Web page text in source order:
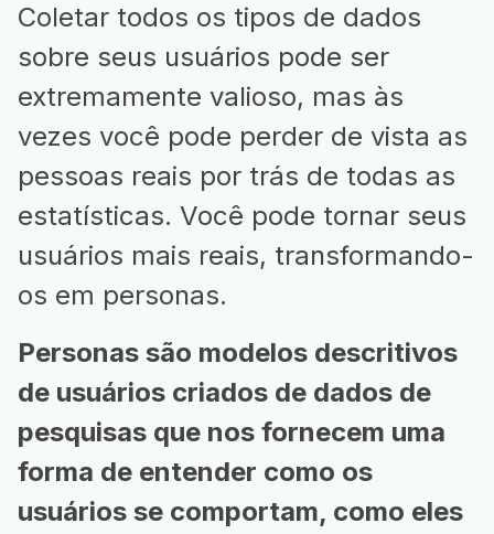
Coletar todos os tipos de dados
sobre seus usuários pode ser
extremamente valioso, mas às
vezes você pode perder de vista as
pessoas reais por trás de todas as
estatísticas. Você pode tornar seus
usuários mais reais, transformando-
os em personas.
Personas são modelos descritivos
de usuários criados de dados de
pesquisas que nos fornecem uma
forma de entender como os
usuários se comportam, como eles